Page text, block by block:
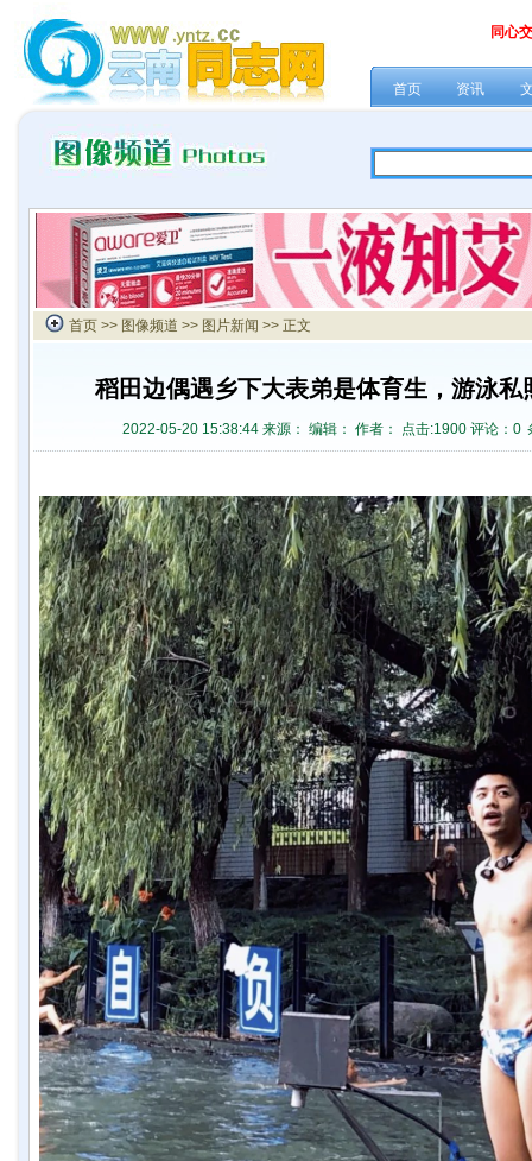
同心
首页 资讯
首页 >> 图像频道 >> 图片新闻 >> 正文
稻田边偶遇乡下大表弟是体育生，游泳私
2022-05-20 15:38:44 来源： 编辑： 作者： 点击:1900 评论： 0